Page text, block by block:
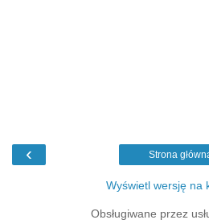
‹ Strona
Wyświetl wersję na
Obsługiwane przez